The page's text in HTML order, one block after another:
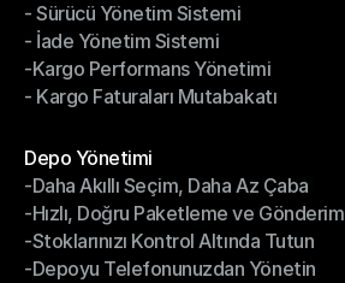
- Bildirimler & Takip
- Sürücü Yönetim Sistemi
- Sürücü Yönetim Sistemi
- İade Yönetim Sistemi
- İade Yönetim Sistemi
-Kargo Performans Yönetimi
-Kargo Performans Yönetimi
- Kargo Faturaları Mutabakatı
Depo Yönetimi
Depo Yönetimi
-Daha Akıllı Seçim, Daha Az Çaba
-Daha Akıllı Seçim, Daha Az Çaba
-Hızlı, Doğru Paketleme ve Gönderim
-Hızlı, Doğru Paketleme ve Gönderim
-Stoklarınızı Kontrol Altında Tutun
-Stoklarınızı Kontrol Altında Tutun
-Depoyu Telefonunuzdan Yönetin